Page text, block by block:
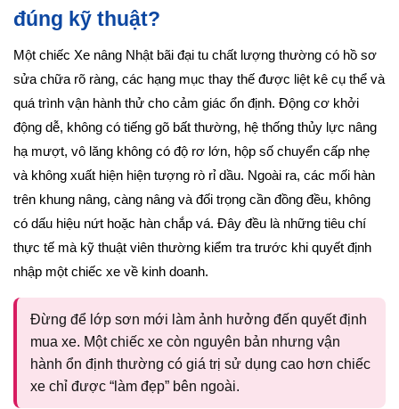
đúng kỹ thuật?
Một chiếc Xe nâng Nhật bãi đại tu chất lượng thường có hồ sơ
sửa chữa rõ ràng, các hạng mục thay thế được liệt kê cụ thể và
quá trình vận hành thử cho cảm giác ổn định. Động cơ khởi
động dễ, không có tiếng gõ bất thường, hệ thống thủy lực nâng
hạ mượt, vô lăng không có độ rơ lớn, hộp số chuyển cấp nhẹ
và không xuất hiện hiện tượng rò rỉ dầu. Ngoài ra, các mối hàn
trên khung nâng, càng nâng và đối trọng cần đồng đều, không
có dấu hiệu nứt hoặc hàn chắp vá. Đây đều là những tiêu chí
thực tế mà kỹ thuật viên thường kiểm tra trước khi quyết định
nhập một chiếc xe về kinh doanh.
Đừng để lớp sơn mới làm ảnh hưởng đến quyết định
mua xe. Một chiếc xe còn nguyên bản nhưng vận
hành ổn định thường có giá trị sử dụng cao hơn chiếc
xe chỉ được “làm đẹp” bên ngoài.